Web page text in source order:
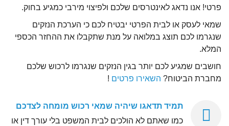
פרטי! אנו נדאג לאינטרסים שלכם ולפיצוי מירבי כמגיע בחוק.
שמאי לעסק או לבית הפרטי יבטיח לכם כי הערכת הנזקים
שנגרמו לכם תוצג במלואה על מנת שתקבלו את ההחזר הכספי
המלא.
חושבים שמגיע לכם יותר בגין הנזקים שנגרמו לרכוש שלכם
מחברת הביטוח? השאירו פרטים !
תמיד תדאגו שיהיה שמאי רכוש מומחה לצדכם
כמו שאתם לא הולכים לבית המשפט בלי עורך דין או